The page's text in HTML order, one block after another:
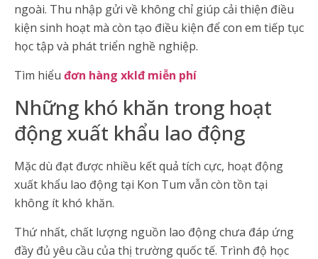
ngoài. Thu nhập gửi về không chỉ giúp cải thiện điều
kiện sinh hoạt mà còn tạo điều kiện để con em tiếp tục
học tập và phát triển nghề nghiệp.
Tìm hiểu đơn hàng xklđ miễn phí
Những khó khăn trong hoạt
động xuất khẩu lao động
Mặc dù đạt được nhiều kết quả tích cực, hoạt động
xuất khẩu lao động tại Kon Tum vẫn còn tồn tại
không ít khó khăn.
Thứ nhất, chất lượng nguồn lao động chưa đáp ứng
đầy đủ yêu cầu của thị trường quốc tế. Trình độ học